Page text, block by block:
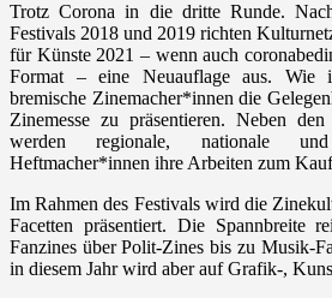
Trotz Corona in die dritte Runde.
Festivals 2018 und 2019 richten
für Künste 2021 – wenn auch
Format – eine Neuauflage aus. Wie
bremische Zinemacher*innen die
Zinemesse zu präsentieren. Neben
werden regionale, nationale
Heftmacher*innen ihre Arbeiten zum
Im Rahmen des Festivals wird die
Facetten präsentiert. Die Spannbreite
Fanzines über Polit-Zines bis zu Musik-
in diesem Jahr wird aber auf Grafik-,